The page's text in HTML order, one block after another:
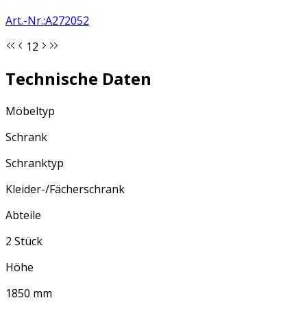
Art.-Nr.:A272052
12
Technische Daten
Möbeltyp
Schrank
Schranktyp
Kleider-/Fächerschrank
Abteile
2 Stück
Höhe
1850 mm